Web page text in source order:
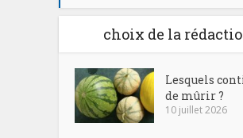
choix de la
Lesquels
de mûrir ?
10 juillet 2026